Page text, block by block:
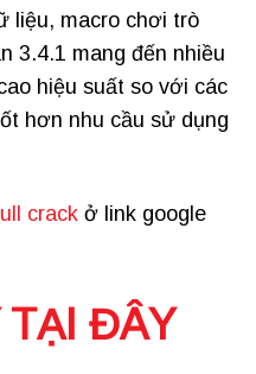
liệu, macro chơi trò
3.4.1 mang đến nhiều
hiệu suất so với các
hơn nhu cầu sử dụng
crack ở link google
TẠI ĐÂY